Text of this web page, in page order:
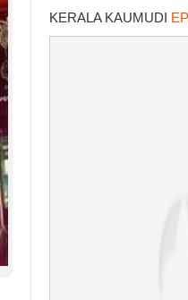
KERALA KAUMUDI